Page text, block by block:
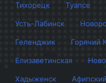
Тихорецк
Туапсе
Усть-Лабинск
Геленджик
Горячий
Елизаветинская
Хадыженск
Афипский